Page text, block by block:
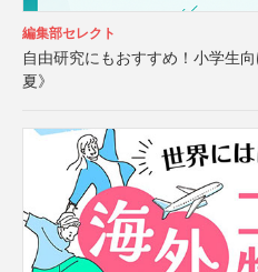
編集部セレクト
自由研究にもおすすめ！小学生
夏》